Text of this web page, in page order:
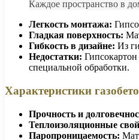
Каждое пространство в
Легкость монтажа:
Гладкая поверхность:
Гибкость в дизайне: Из
Недостатки:
специальной обработки.
Характеристики
Прочность и
Теплоизоляционные
Паропроницаемость: